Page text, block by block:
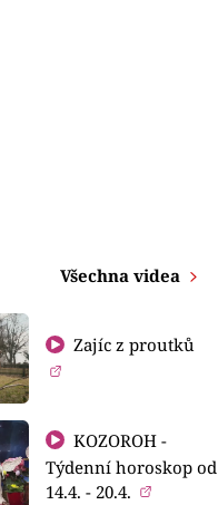
Všechna videa
Zajíc z proutků
KOZOROH -
Týdenní horoskop od
14.4. - 20.4.